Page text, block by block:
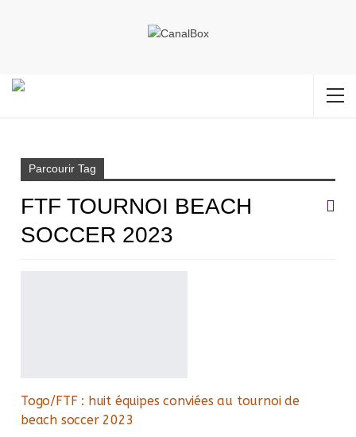
Parcourir Tag
FTF TOURNOI BEACH
SOCCER 2023
Togo/FTF : huit équipes conviées au tournoi de
beach soccer 2023